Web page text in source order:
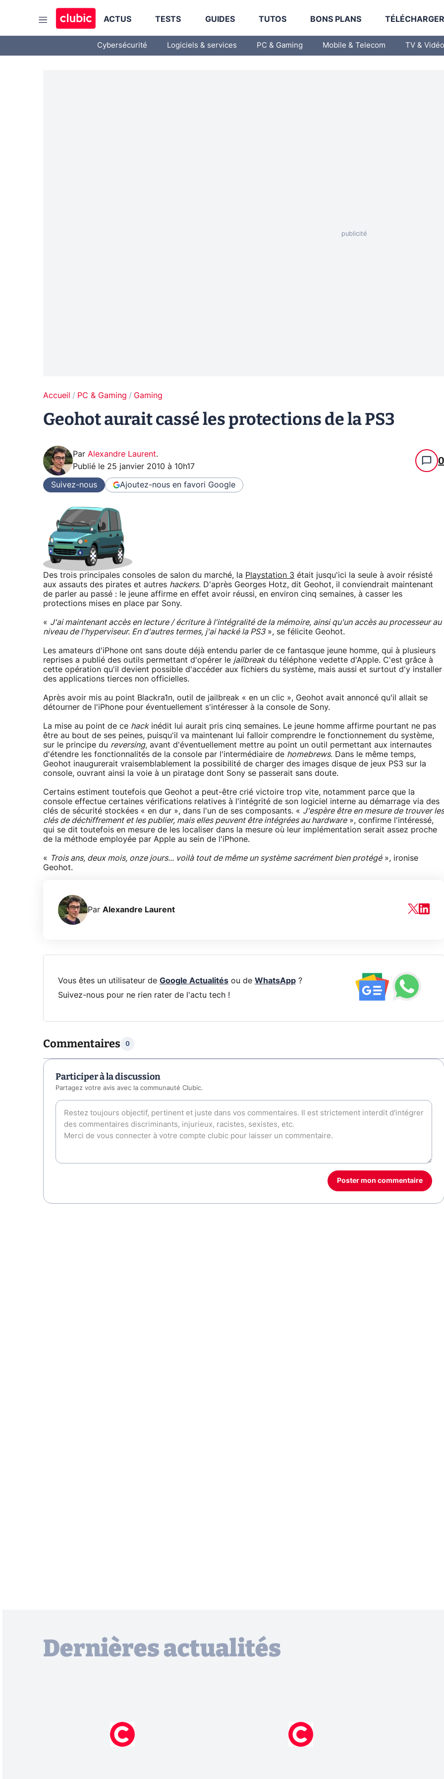
ACTUS TESTS GUIDES TUTOS BONS PLANS
Cybersécurité Logiciels & services PC & Gaming Mobile & Telecom TV & Vidéo
Accueil PC & Gaming Gaming
Geohot aurait cassé les protections de la PS3
Par Alexandre Laurent.
Publié le 25 janvier 2010 à 10h17 0
Suivez-nous Ajoutez-nous en favori Google
Des trois principales consoles de salon du marché, la Playstation 3 était jusqu'ici la seule à avoir résisté
aux assauts des pirates et autres hackers. D'après Georges Hotz, dit Geohot, il conviendrait maintenant
de parler au passé : le jeune affirme en effet avoir réussi, en environ cinq semaines, à casser les
protections mises en place par Sony.
« J'ai maintenant accès en lecture / écriture à l'intégralité de la mémoire, ainsi qu'un accès au processeur au
niveau de l'hyperviseur. En d'autres termes, j'ai hacké la PS3», se félicite Geohot.
Les amateurs d'iPhone ont sans doute déjà entendu parler de ce fantasque jeune homme, qui à plusieurs
reprises a publié des outils permettant d'opérer le jailbreakdu téléphone vedette d'Apple. C'est grâce à
cette opération qu'il devient possible d'accéder aux fichiers du système, mais aussi et surtout d'y installer
des applications tierces non officielles.
Après avoir mis au point Blackra1n, outil de jailbreak « en un clic », Geohot avait annoncé qu'il allait se
détourner de l'iPhone pour éventuellement s'intéresser à la console de Sony.
La mise au point de ce hackinédit lui aurait pris cinq semaines. Le jeune homme affirme pourtant ne pas
être au bout de ses peines, puisqu'il va maintenant lui falloir comprendre le fonctionnement du système,
sur le principe du reversing, avant d'éventuellement mettre au point un outil permettant aux internautes
d'étendre les fonctionnalités de la console par l'intermédiaire de homebrews. Dans le même temps,
Geohot inaugurerait vraisemblablement la possibilité de charger des images disque de jeux PS3 sur la
console, ouvrant ainsi la voie à un piratage dont Sony se passerait sans doute.
Certains estiment toutefois que Geohot a peut-être crié victoire trop vite, notamment parce que la
console effectue certaines vérifications relatives à l'intégrité de son logiciel interne au démarrage via des
clés de sécurité stockées « en dur », dans l'un de ses composants. « J'espère être en mesure de trouver les
clés de déchiffrement et les publier, mais elles peuvent être intégrées au hardware», confirme l'intéressé,
qui se dit toutefois en mesure de les localiser dans la mesure où leur implémentation serait assez proche
de la méthode employée par Apple au sein de l'iPhone.
« Trois ans, deux mois, onze jours... voilà tout de même un système sacrément bien protégé», ironise
Geohot.
Par Alexandre Laurent
Vous êtes un utilisateur de Google Actualitésou de WhatsApp?
Suivez-nous pour ne rien rater de l'actu tech !
Commentaires 0
Participer à la discussion
Partagez votre avis avec la communauté Clubic.
Poster mon commentaire
Dernières actualités